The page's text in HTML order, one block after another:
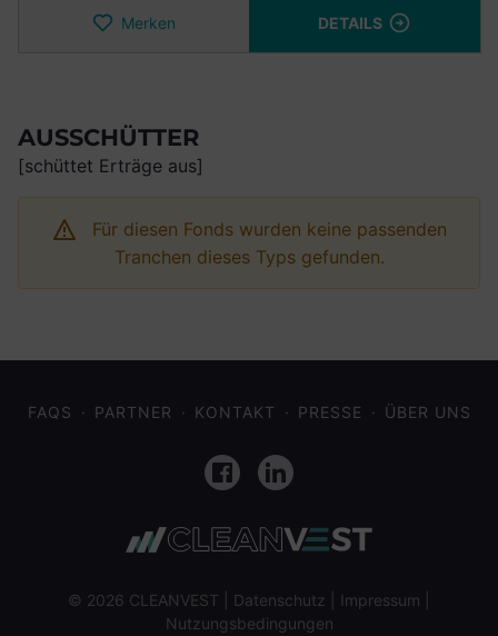
Merken DETAILS
AUSSCHÜTTER
[schüttet Erträge aus]
Für diesen Fonds wurden keine passenden
Tranchen dieses Typs gefunden.
FAQS PARTNER KONTAKT PRESSE ÜBER UNS
FacebookLinkedIn
© 2026 CLEANVEST | Datenschutz Impressum
Nutzungsbedingungen